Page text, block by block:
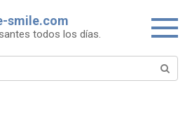
smile.com
todos los días.